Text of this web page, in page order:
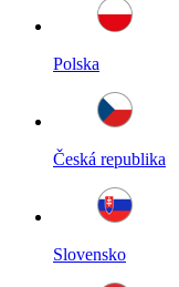
Polska
Česká republika
Slovensko